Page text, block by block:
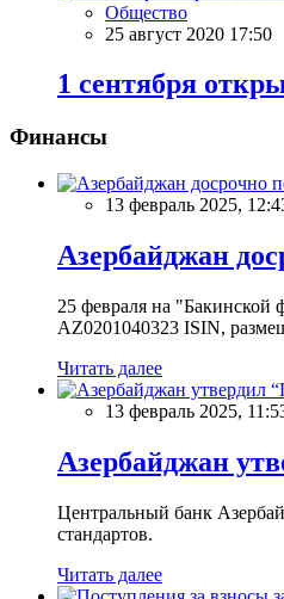
Общество
25 август 2020 17:50
1 сентября
Финансы
13 февраль 2025,
Азербайджан
25 февраля на "Бакинской
AZ0201040323 ISIN,
Читать далее
13 февраль 2025,
Азербайджан
Центральный банк
стандартов.
Читать далее